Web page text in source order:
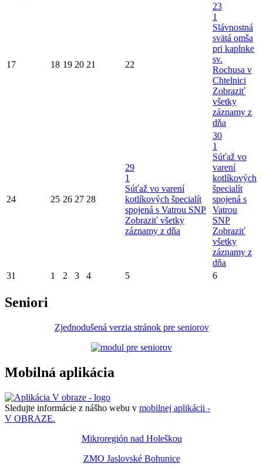
17 18 19 20 21 22
23
1
Slávnostná
svätá omša
pri kaplnke
sv.
Rochusa v
Chtelnici
Zobraziť
všetky
záznamy z
dňa
24 25 26 27 28
29
1
Súťaž vo varení
kotlíkových špecialít
spojená s Vatrou SNP
Zobraziť všetky
záznamy z dňa
30
1
Súťaž vo
varení
kotlíkových
špecialít
spojená s
Vatrou
SNP
Zobraziť
všetky
záznamy z
dňa
31
1 2 3 4 5 6
Seniori
Zjednodušená verzia stránok pre seniorov
Mobilná aplikácia
Sledujte informácie z nášho webu v mobilnej aplikácii -
V OBRAZE.
Mikroregión nad Holeškou
ZMO Jaslovské Bohunice